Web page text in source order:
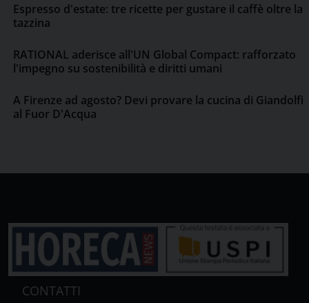
Espresso d'estate: tre ricette per gustare il caffè oltre la
tazzina
RATIONAL aderisce all'UN Global Compact: rafforzato
l'impegno su sostenibilità e diritti umani
A Firenze ad agosto? Devi provare la cucina di Giandolfi
al Fuor D'Acqua
CONTATTI